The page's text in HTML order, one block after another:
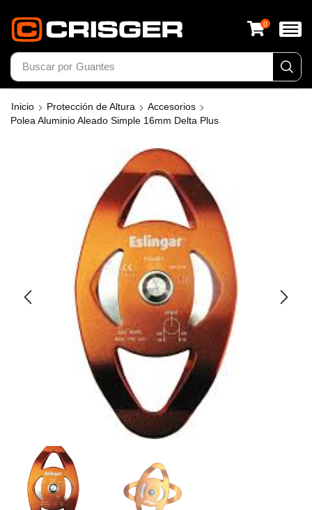
Buscar por Guantes
0
Inicio Protección de Altura
Accesorios
Polea Aluminio Aleado Simple 16mm Delta Plus